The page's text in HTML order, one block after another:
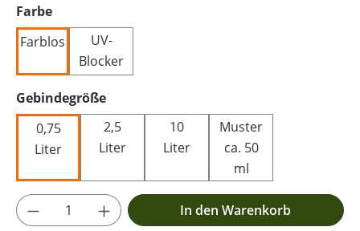
Farbeauswählen
Farblos
UV-
Blocker
Gebindegrößeauswählen
0,75
Liter
2,5
Liter
10
Liter
Muster
ca. 50
ml
Produkt Anzahl: Gib den gewünschten
In den Warenkorb